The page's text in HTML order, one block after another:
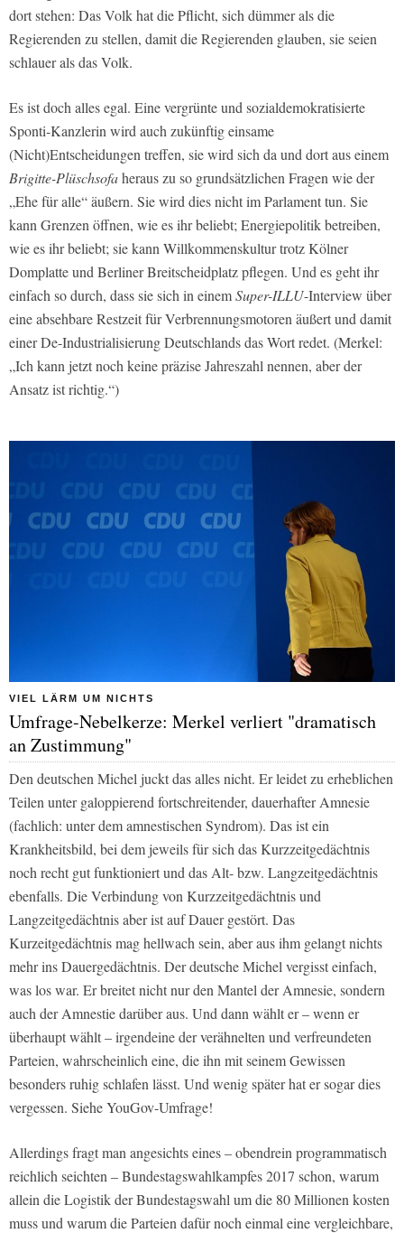
dort stehen: Das Volk hat die Pflicht, sich dümmer als die
Regierenden zu stellen, damit die Regierenden glauben, sie seien
schlauer als das Volk.
Es ist doch alles egal. Eine vergrünte und sozialdemokratisierte
Sponti-Kanzlerin wird auch zukünftig einsame
(Nicht)Entscheidungen treffen, sie wird sich da und dort aus einem
Brigitte-Plüschsofaheraus zu so grundsätzlichen Fragen wie der
„Ehe für alle“ äußern. Sie wird dies nicht im Parlament tun. Sie
kann Grenzen öffnen, wie es ihr beliebt; Energiepolitik betreiben,
wie es ihr beliebt; sie kann Willkommenskultur trotz Kölner
Domplatte und Berliner Breitscheidplatz pflegen. Und es geht ihr
einfach so durch, dass sie sich in einemSuper-ILLU-Interview über
eine absehbare Restzeit für Verbrennungsmotoren äußert und damit
einer De-Industrialisierung Deutschlands das Wort redet. (Merkel:
„Ich kann jetzt noch keine präzise Jahreszahl nennen, aber der
Ansatz ist richtig.“)
VIEL LÄRM UM NICHTS
Umfrage-Nebelkerze: Merkel verliert "dramatisch
an Zustimmung"
Den deutschen Michel juckt das alles nicht. Er leidet zu erheblichen
Teilen unter galoppierend fortschreitender, dauerhafter Amnesie
(fachlich: unter dem amnestischen Syndrom). Das ist ein
Krankheitsbild, bei dem jeweils für sich das Kurzzeitgedächtnis
noch recht gut funktioniert und das Alt- bzw. Langzeitgedächtnis
ebenfalls. Die Verbindung von Kurzzeitgedächtnis und
Langzeitgedächtnis aber ist auf Dauer gestört. Das
Kurzeitgedächtnis mag hellwach sein, aber aus ihm gelangt nichts
mehr ins Dauergedächtnis. Der deutsche Michel vergisst einfach,
was los war. Er breitet nicht nur den Mantel der Amnesie, sondern
auch der Amnestie darüber aus. Und dann wählt er – wenn er
überhaupt wählt – irgendeine der verähnelten und verfreundeten
Parteien, wahrscheinlich eine, die ihn mit seinem Gewissen
besonders ruhig schlafen lässt. Und wenig später hat er sogar dies
vergessen. Siehe YouGov-Umfrage!
Allerdings fragt man angesichts eines – obendrein programmatisch
reichlich seichten – Bundestagswahlkampfes 2017 schon, warum
allein die Logistik der Bundestagswahl um die 80 Millionen kosten
muss und warum die Parteien dafür noch einmal eine vergleichbare,